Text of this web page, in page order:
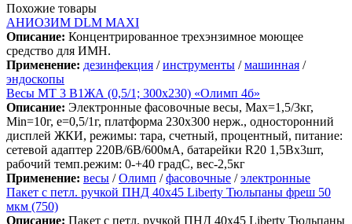
Похожие товары
АНИОЗИМ DLM MAXI
Описание: Концентрированное трехэнзимное моющее
средство для ИМН.
Применение: дезинфекция /инструменты /машинная /
эндоскопы
Весы МТ 3 В1ЖА (0,5/1; 300х230) «Олимп 4б»
Описание: Электронные фасовочные весы, Max=1,5/3кг,
Min=10г, e=0,5/1г, платформа 230х300 нерж., односторонний
дисплей ЖКИ, режимы: тара, счетный, процентный, питание:
сетевой адаптер 220В/6В/600мА, батарейки R20 1,5Вх3шт,
рабочий темп.режим: 0-+40 градС, вес-2,5кг
Применение: весы /Олимп /фасовочные /электронные
Пакет с петл. ручкой ПНД 40х45 Liberty Тюльпаны фреш 50
мкм (750)
Описание: Пакет с петл. ручкой ПНД 40х45 Liberty Тюльпаны